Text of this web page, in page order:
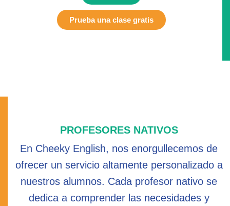
Prueba una clase gratis
PROFESORES NATIVOS
En Cheeky English, nos enorgullecemos de
ofrecer un servicio altamente personalizado a
nuestros alumnos. Cada profesor nativo se
dedica a comprender las necesidades y